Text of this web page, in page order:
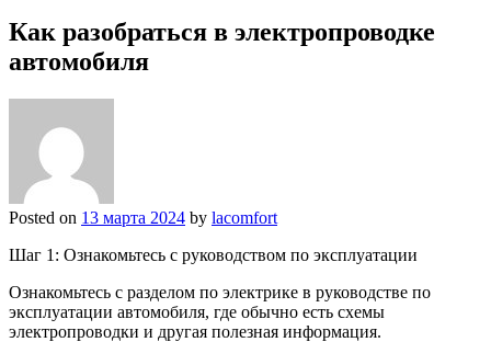
Как разобраться в электропроводке
автомобиля
Posted on 13 марта 2024 by lacomfort
Шаг 1: Ознакомьтесь с руководством по эксплуатации
Ознакомьтесь с разделом по электрике в руководстве по
эксплуатации автомобиля, где обычно есть схемы
электропроводки и другая полезная информация.